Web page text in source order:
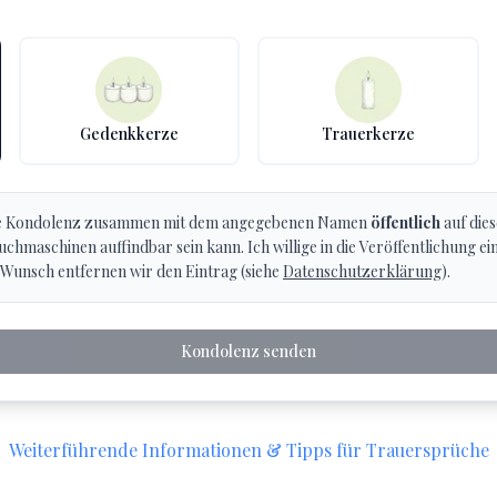
Gedenkkerze Trauerkerze
zusammen mit dem angegebenen Namen öffentlichauf
auffindbar sein kann. Ich willige in die Veröffentlichung
entfernen wir den Eintrag (siehe Datenschutzerklärung).
Kondolenz senden
Weiterführende Informationen & Tipps für Trauersprüche